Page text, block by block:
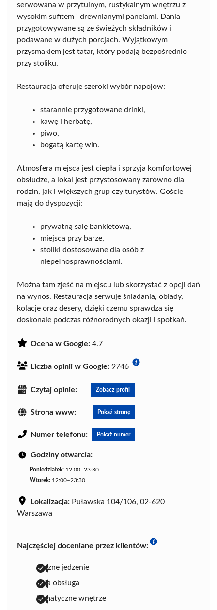
serwowana w przytulnym, rustykalnym wnętrzu z
wysokim sufitem i drewnianymi panelami. Dania
przygotowywane są ze świeżych składników i
podawane w dużych porcjach. Wyjątkowym
przysmakiem jest tatar, który podają bezpośrednio
przy stoliku.
Restauracja oferuje szeroki wybór napojów:
starannie przygotowane drinki,
kawę i herbatę,
piwo,
bogatą kartę win.
Atmosfera miejsca jest ciepła i sprzyja komfortowej
obsłudze, a lokal jest przystosowany zarówno dla
rodzin, jak i większych grup czy turystów. Goście
mają do dyspozycji:
prywatną salę bankietową,
miejsca przy barze,
stoliki dostosowane dla osób z
niepełnosprawnościami.
Można tam zjeść na miejscu lub skorzystać z opcji dań
na wynos. Restauracja serwuje śniadania, obiady,
kolacje oraz desery, dzięki czemu sprawdza się
doskonale podczas różnorodnych okazji i spotkań.
Ocena w Google: 4.7
Liczba opinii w Google: 9746
Czytaj opinie: Zobacz profil
Strona www: Pokaż stronę
Numer telefonu: Pokaż numer
Godziny otwarcia:
Poniedziałek: 12:00–23:30
Wtorek: 12:00–23:30
Lokalizacja: Puławska 104/106, 02-620
Warszawa
Najczęściej doceniane przez klientów:
pyszne jedzenie
miła obsługa
klimatyczne wnętrze